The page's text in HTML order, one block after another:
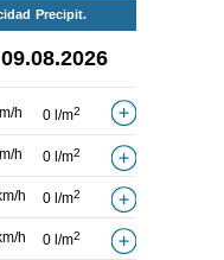
Precipit.
09.08.2026
h 0 l/m2
h 0 l/m2
h 0 l/m2
h 0 l/m2